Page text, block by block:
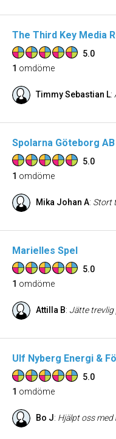
The Third Key Media
5.0
1 omdöme
Timmy Sebastian L:
Spolarna Göteborg AB
5.0
1 omdöme
Mika Johan A: Stort tack
Marielles Spel
5.0
1 omdöme
Attilla B: Jätte trevlig
Ulf Nyberg Energi &
5.0
1 omdöme
Bo J: Hjälpt oss med både luftvärmepump och